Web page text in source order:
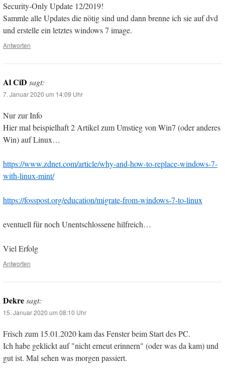
Security-Only Update 12/2019!
Sammle alle Updates die nötig sind und dann brenne ich sie auf dvd
und erstelle ein letztes windows 7 image.
Antworten
Al CiD sagt:
7. Januar 2020 um 14:09 Uhr
Nur zur Info
Hier mal beispielhaft 2 Artikel zum Umstieg von Win7 (oder anderes
Win) auf Linux…
https://www.zdnet.com/article/why-and-how-to-replace-windows-7-
with-linux-mint/
https://fosspost.org/education/migrate-from-windows-7-to-linux
eventuell für noch Unentschlossene hilfreich…
Viel Erfolg
Antworten
Dekresagt:
15. Januar 2020 um 08:10 Uhr
Frisch zum 15.01.2020 kam das Fenster beim Start des PC.
Ich habe geklickt auf "nicht erneut erinnern" (oder was da kam) und
gut ist. Mal sehen was morgen passiert.